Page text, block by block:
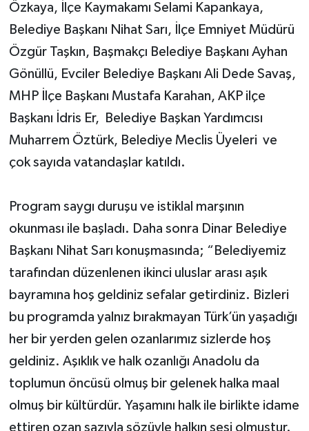
Özkaya, İlçe Kaymakamı Selami Kapankaya,
Belediye Başkanı Nihat Sarı, İlçe Emniyet Müdürü
Özgür Taşkın, Başmakçı Belediye Başkanı Ayhan
Gönüllü, Evciler Belediye Başkanı Ali Dede Savaş,
MHP İlçe Başkanı Mustafa Karahan, AKP ilçe
Başkanı İdris Er, Belediye Başkan Yardımcısı
Muharrem Öztürk, Belediye Meclis Üyeleri ve
çok sayıda vatandaşlar katıldı.
Program saygı duruşu ve istiklal marşının
okunması ile başladı. Daha sonra Dinar Belediye
Başkanı Nihat Sarı konuşmasında; “Belediyemiz
tarafından düzenlenen ikinci uluslar arası aşık
bayramına hoş geldiniz sefalar getirdiniz. Bizleri
bu programda yalnız bırakmayan Türk’ün yaşadığı
her bir yerden gelen ozanlarımız sizlerde hoş
geldiniz. Aşıklık ve halk ozanlığı Anadolu da
toplumun öncüsü olmuş bir gelenek halka maal
olmuş bir kültürdür. Yaşamını halk ile birlikte idame
ettiren ozan sazıyla sözüyle halkın sesi olmuştur.